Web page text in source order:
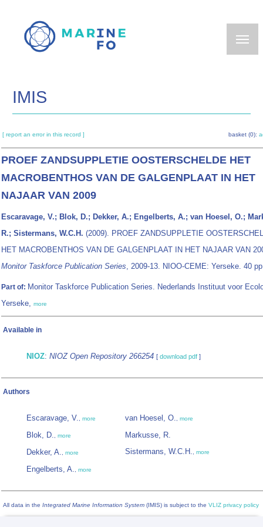
main
IMIS
[ report an error in this record ] basket (0):
PROEF ZANDSUPPLETIE OOSTERSCHELDE HET
MACROBENTHOS VAN DE GALGENPLAAT IN HET
NAJAAR VAN 2009
Escaravage, V.; Blok, D.; Dekker, A.; Engelberts, A.; van Hoesel, O.;
R.; Sistermans, W.C.H. (2009). PROEF ZANDSUPPLETIE
HET MACROBENTHOS VAN DE GALGENPLAAT IN HET NAJAAR VAN
Monitor Taskforce Publication Series, 2009-13. NIOO-CEME: Yerseke. 40
Part of: Monitor Taskforce Publication Series. Nederlands Instituut voor
Yerseke, more
Available in
NIOZ: NIOZ Open Repository 266254 [ download pdf ]
Authors
Escaravage, V., more
Blok, D., more
Dekker, A., more
Engelberts, A., more
van Hoesel, O., more
Markusse, R.
Sistermans, W.C.H., more
All data in the Integrated Marine Information System (IMIS) is subject to the VLIZ privacy policy